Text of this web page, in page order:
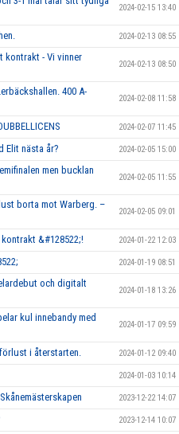
2024-02-15 13:40
2024-02-13 08:55
kontrakt - Vi vinner
2024-02-13 08:50
400 A-
2024-02-08 11:58
2024-02-07 11:45
Elit nästa år? 2024-02-05 15:00
men bucklan
2024-02-05 11:55
borta mot Warberg. –
2024-02-05 09:01
&#128522;! 2024-01-22 12:03
2024-01-19 08:51
och digitalt
2024-01-18 13:26
kul innebandy med
2024-01-17 09:59
i återstarten. 2024-01-12 09:40
2024-01-03 10:14
2023-12-22 14:07
2023-12-14 10:07